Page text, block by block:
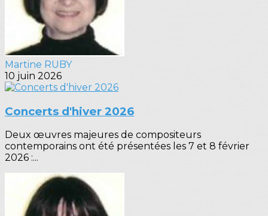
Martine RUBY
10 juin 2026
Concerts d'hiver 2026
Deux œuvres majeures de compositeurs
contemporains ont été présentées les 7 et 8 février
2026 :...